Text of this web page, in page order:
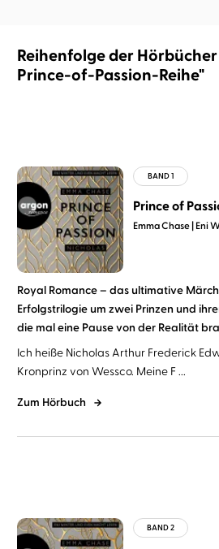
Reihenfolge der
Prince-of-Passion-Reihe"
Emma Chase Eni
Prince of
Royal Romance – das ultimative
Erfolgstrilogie um zwei Prinzen und
die mal eine Pause von der Realität
Ich heiße Nicholas Arthur Frederick
Kronprinz von Wessco. Meine F ...
Zum Hörbuch